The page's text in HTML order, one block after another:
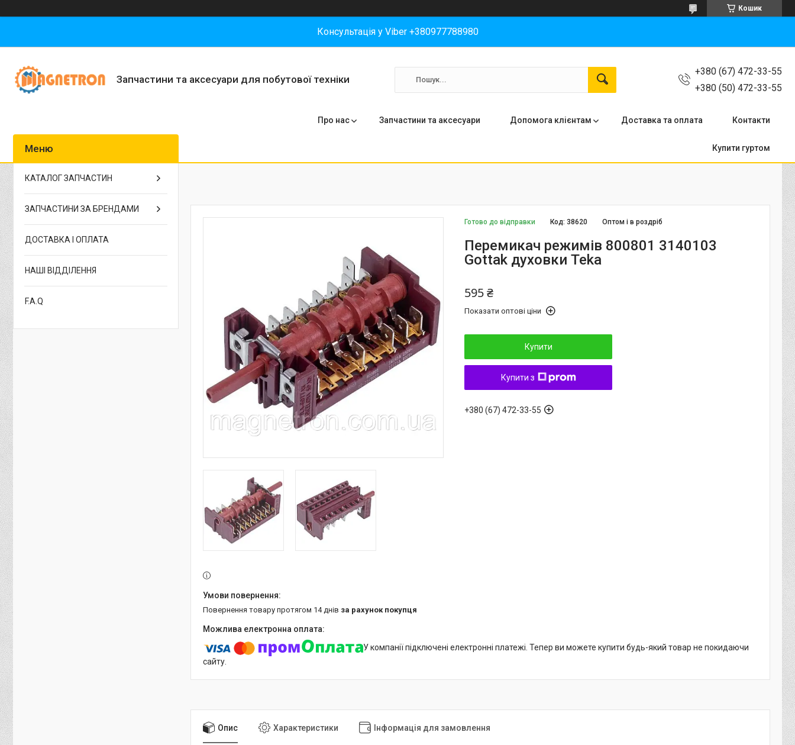
Кошик
Консультація у Viber +380977788980
Запчастини та аксесуари для побутової техніки
+380 (67) 472-33-55
+380 (50) 472-33-55
Про нас Запчастини та аксесуари Допомога клієнтам Доставка та оплата Контакти
Купити гуртом
Готово до відправки Оптом і в роздріб
Код:38620
Перемикач режимів 800801 3140103
Gottak духовки Teka
595 ₴
Показати оптові ціни
Купити
Купити з
+380 (67) 472-33-55
повернення товару протягом 14 днів за рахунок покупця
У компанії підключені електронні платежі. Тепер ви можете купити будь-який товар не покидаючи
сайту.
Опис Характеристики Інформація для замовлення
КАТАЛОГ ЗАПЧАСТИН
ЗАПЧАСТИНИ ЗА БРЕНДАМИ
ДОСТАВКА І ОПЛАТА
НАШІ ВІДДІЛЕННЯ
F.A.Q